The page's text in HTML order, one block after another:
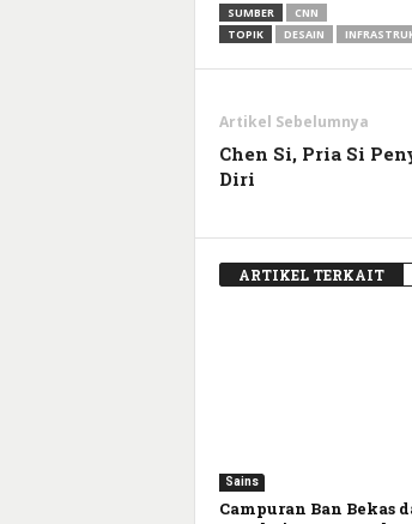
SUMBER
CNN
TOPIK
DESAIN
Artikel Sebelumnya
Chen Si, Pria Si
Diri
ARTIKEL TERKAIT
Sains
Campuran Ban Bekas